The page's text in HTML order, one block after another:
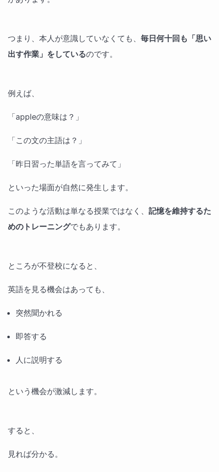
つまり、本人が意識していなくても、 毎日何十回も「思い
出す作業」をしているのです。
例えば、
「appleの意味は？」
「この文の主語は？」
「昨日習った単語を言ってみて」
といった場面が自然に発生します。
このような活動は単なる授業ではなく、 記憶を維持するた
めのトレーニングでもあります。
ところが不登校になると、
英語を見る機会はあっても、
突然聞かれる
即答する
人に説明する
という機会が激減します。
すると、
見れば分かる。